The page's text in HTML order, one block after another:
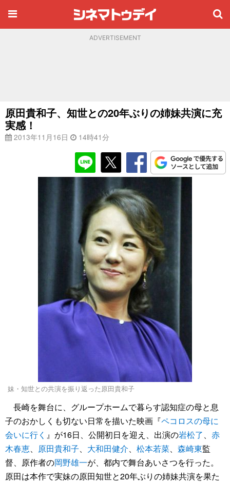
ADVERTISEMENT
原田貴和子、知世との20年ぶりの姉妹共演に充
実感！
2013年11月16日 14時41分
妹・知世との共演を振り返った原田貴和子
長崎を舞台に、グループホームで暮らす認知症の母と息
子のおかしくも切ない日常を描いた映画『ペコロスの母に
会いに行く 』が16日、公開初日を迎え、出演の岩松了、 赤
木春恵、 原田貴和子、 大和田健介、 松本若菜、 森崎東監
督、原作者の岡野雄一が、都内で舞台あいさつを行った。
原田は本作で実妹の原田知世と20年ぶりの姉妹共演を果た